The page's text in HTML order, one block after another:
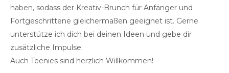
haben, sodass der Kreativ-Brunch für Anfänger und
Fortgeschrittene gleichermaßen geeignet ist. Gerne
unterstütze ich dich bei deinen Ideen und gebe dir
zusätzliche Impulse.
Auch Teenies sind herzlich Willkommen!